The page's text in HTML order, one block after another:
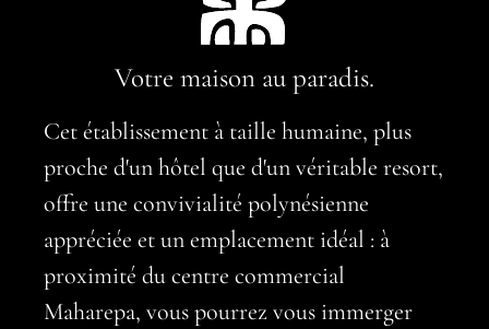
Votre maison au paradis.
Cet établissement à taille humaine, plus
proche d'un hôtel que d'un véritable resort,
offre une convivialité polynésienne
appréciée et un emplacement idéal : à
proximité du centre commercial
Maharepa, vous pourrez vous immerger